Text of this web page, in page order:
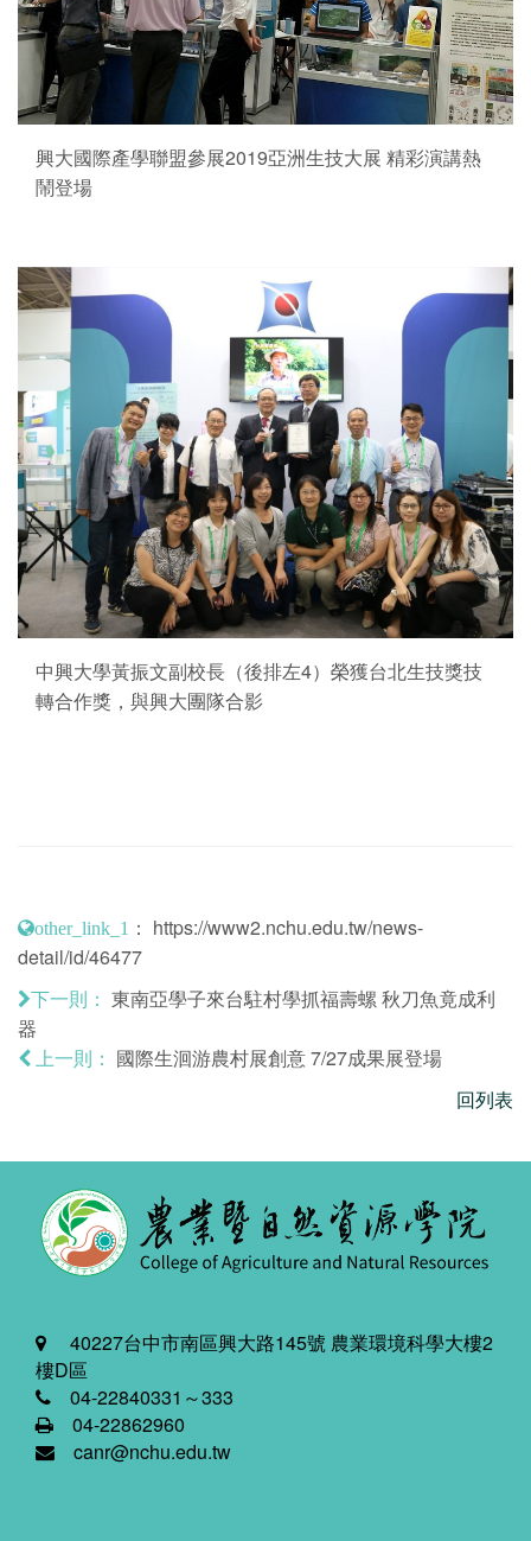
興大國際產學聯盟參展2019亞洲生技大展 精彩演講熱
鬧登場
中興大學黃振文副校長（後排左4）榮獲台北生技獎技
轉合作獎，與興大團隊合影
other_link_1 ： https://www2.nchu.edu.tw/news-
detail/id/46477
下一則：
東南亞學子來台駐村學抓福壽螺 秋刀魚竟成利
器
上一則：
國際生洄游農村展創意 7/27成果展登場
回列表
40227台中市南區興大路145號 農業環境科學大樓2
樓D區
04-22840331～333
04-22862960
canr@nchu.edu.tw